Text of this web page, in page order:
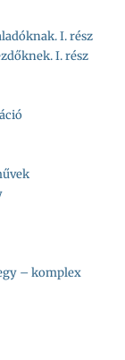
I. rész
I. rész
– komplex